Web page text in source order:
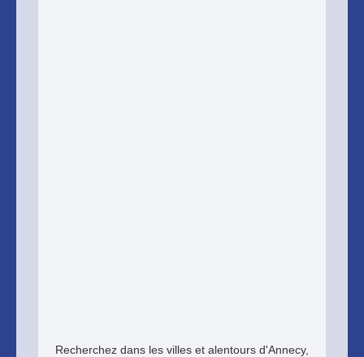
Recherchez dans les villes et alentours d'Annecy,